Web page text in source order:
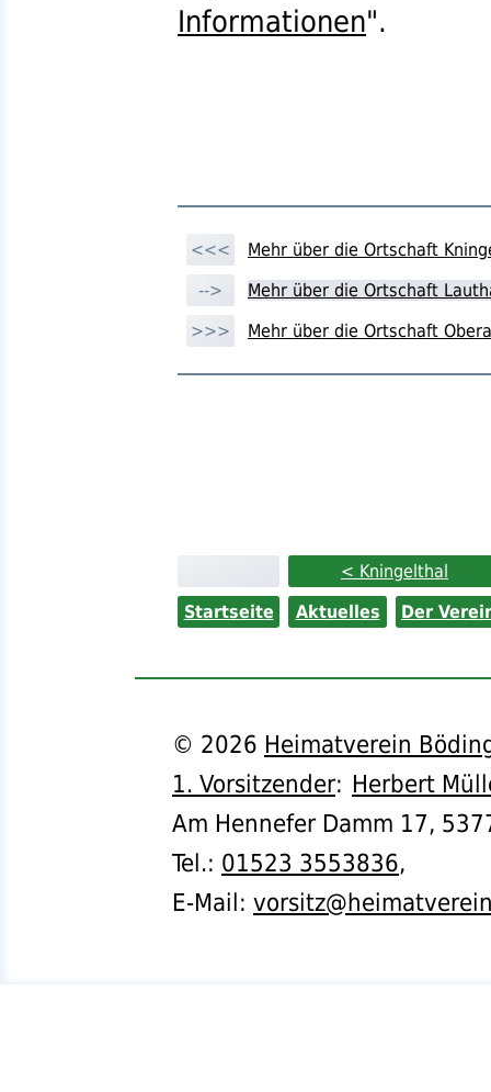
Informationen".
<<<
Mehr über die Ortschaft
-->
Mehr über die Ortschaft
>>>
Mehr über die Ortschaft
< Kningelthal
Startseite
Aktuelles Der
© 2026 Heimatverein
1. Vorsitzender: Herbert
Am Hennefer Damm 17,
Tel.: 01523 3553836,
E-Mail: